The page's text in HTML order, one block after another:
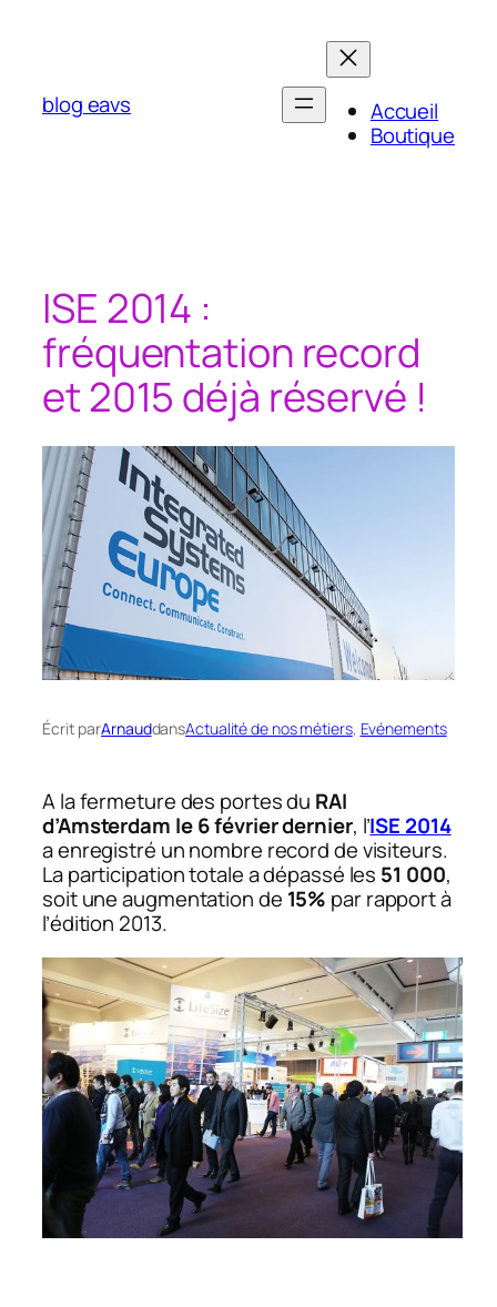
blog eavs
Accueil
Boutique
ISE 2014 :
fréquentation record
et 2015 déjà réservé !
Écrit parArnauddansActualité de nos métiers, Evénements
A la fermeture des portes du RAI
d’Amsterdam le 6 février dernier, l’ISE 2014
a enregistré un nombre record de visiteurs.
La participation totale a dépassé les 51 000,
soit une augmentation de 15% par rapport à
l’édition 2013.